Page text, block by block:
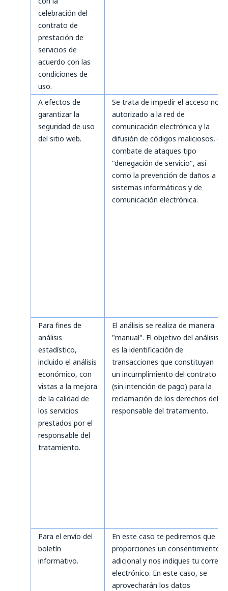
celebración del
contrato de
prestación de
servicios de
acuerdo con las
condiciones de
uso.
A efectos de
garantizar la
seguridad de uso
del sitio web.
Se trata de impedir el acceso no
autorizado a la red de
comunicación electrónica y la
difusión de códigos maliciosos, el
combate de ataques tipo
"denegación de servicio", así
como la prevención de daños a
sistemas informáticos y de
comunicación electrónica.
Para fines de
análisis
estadístico,
incluido el análisis
económico, con
vistas a la mejora
de la calidad de
los servicios
prestados por el
responsable del
tratamiento.
El análisis se realiza de manera
"manual". El objetivo del análisis
es la identificación de
transacciones que constituyan
un incumplimiento del contrato
(sin intención de pago) para la
reclamación de los derechos del
responsable del tratamiento.
Para el envío del
boletín
informativo.
En este caso te pediremos que
proporciones un consentimiento
adicional y nos indiques tu correo
electrónico. En este caso, se
aprovecharán los datos